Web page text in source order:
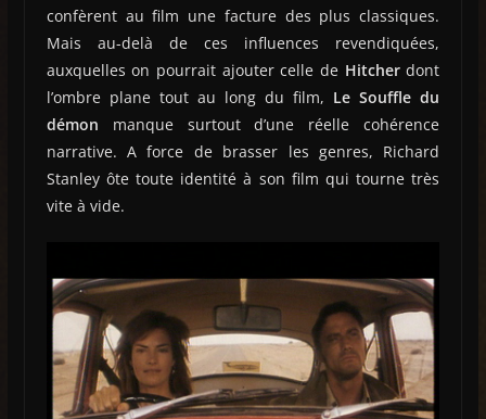
confèrent au film une facture des plus classiques.
Mais au-delà de ces influences revendiquées,
auxquelles on pourrait ajouter celle de Hitcherdont
l’ombre plane tout au long du film, Le Souffle du
démon manque surtout d’une réelle cohérence
narrative. A force de brasser les genres, Richard
Stanley ôte toute identité à son film qui tourne très
vite à vide.